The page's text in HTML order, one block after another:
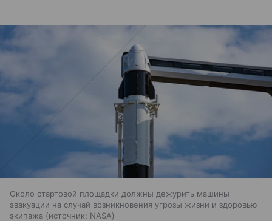
Около стартовой площадки должны дежурить машины
эвакуации на случай возникновения угрозы жизни и здоровью
экипажа
источник: NASA